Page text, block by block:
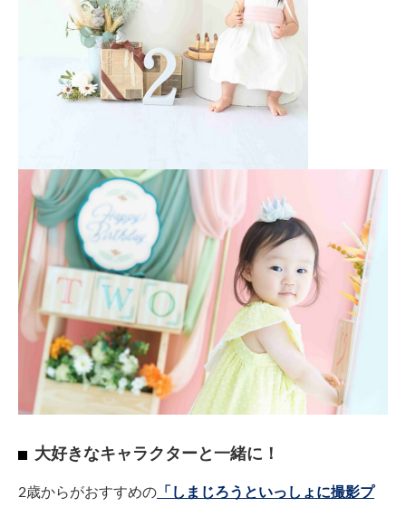
大好きなキャラクターと一緒に！
2歳からがおすすめの 「しまじろうといっしょに撮影プ